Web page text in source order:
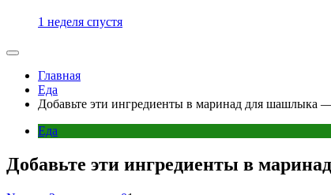
1 неделя спустя
Главная
Еда
Добавьте эти ингредиенты в маринад для шашлыка
Еда
Добавьте эти ингредиенты в